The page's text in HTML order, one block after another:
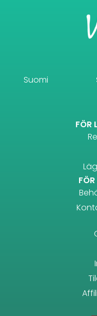
Suomi
FÖR